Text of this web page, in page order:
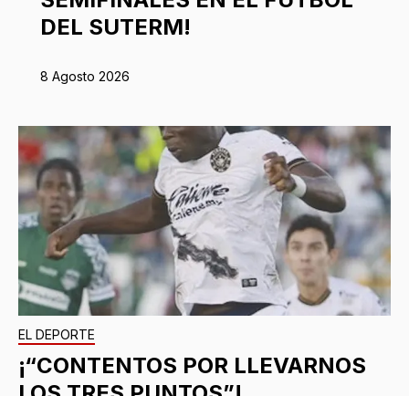
DEL SUTERM!
8 Agosto 2026
EL DEPORTE
¡“CONTENTOS POR LLEVARNOS